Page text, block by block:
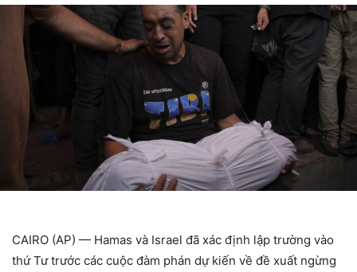
CAIRO (AP) — Hamas và Israel đã xác định lập trường vào
thứ Tư trước các cuộc đàm phán dự kiến ​​về đề xuất ngừng